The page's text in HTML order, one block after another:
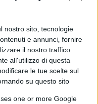
nostro sito, tecnologie
e annunci, fornire
il nostro traffico.
all'utilizzo di questa
le tue scelte sul
su questo sito
one or more Google
una domanda.
a Natale
fatale“terza
Ma il
rinchiusi e
a gennaio, ci